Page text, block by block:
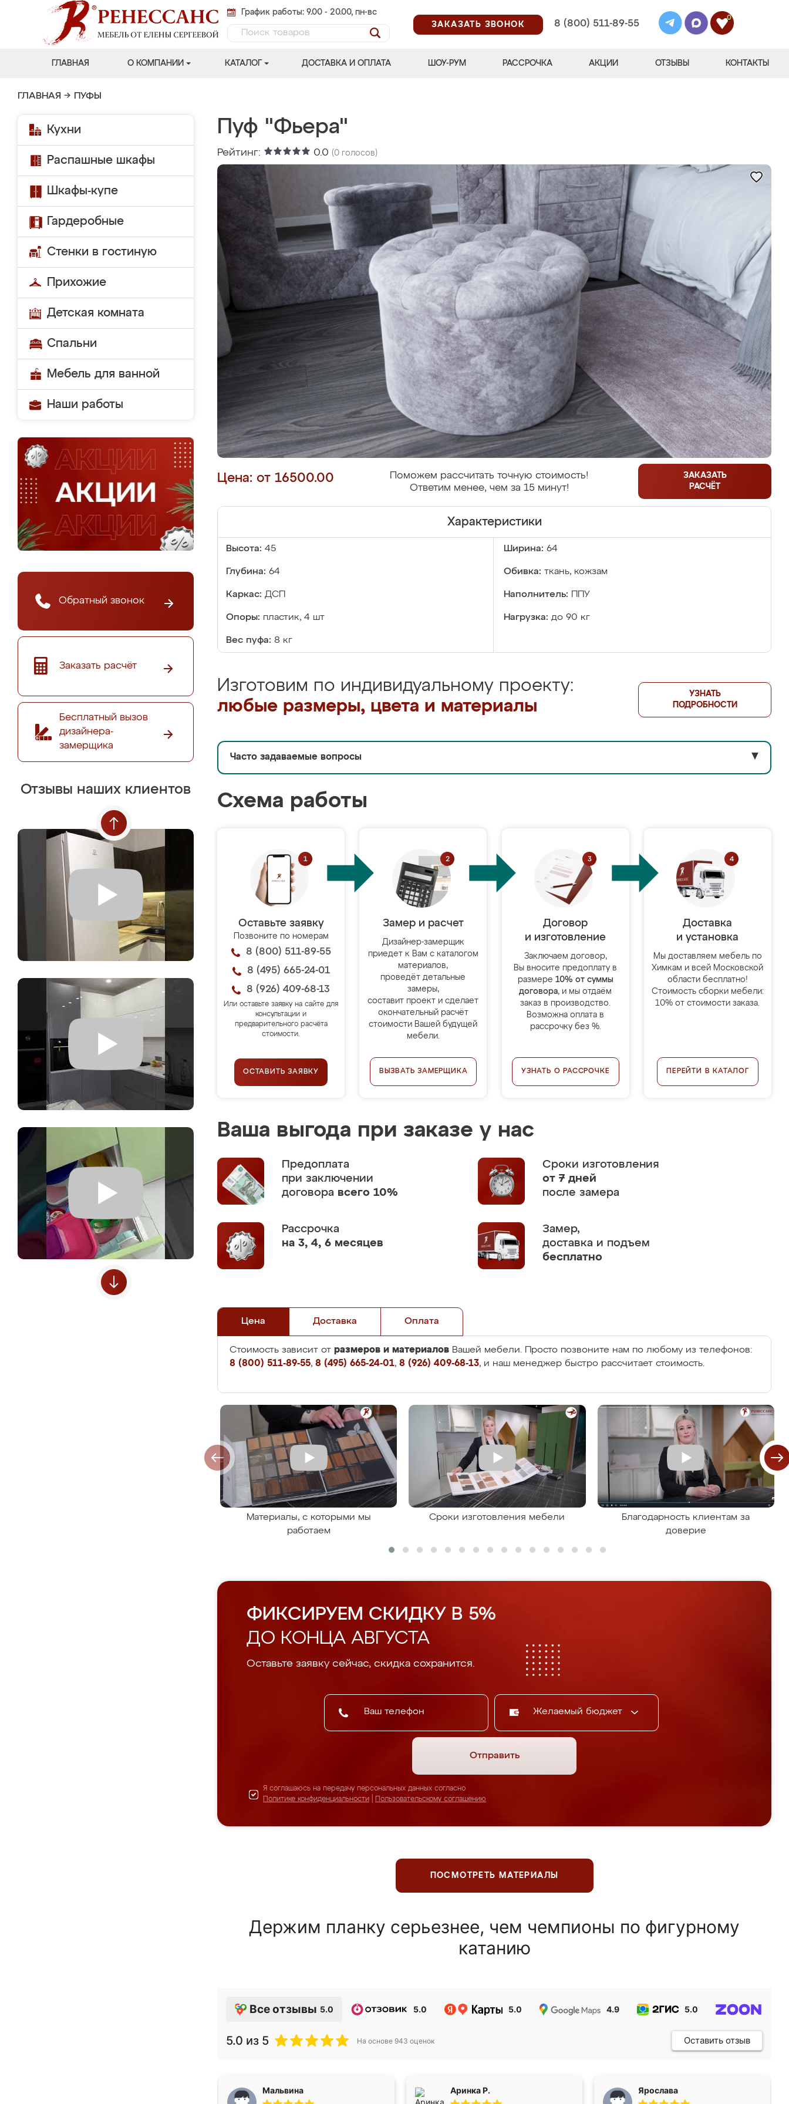
График работы: 9.00 - 20.00, пн-вс
ЗАКАЗАТЬ ЗВОНОК
8 (800) 511-89-55
0
ГЛАВНАЯ О КОМПАНИИ КАТАЛОГ ДОСТАВКА И ОПЛАТА ШОУ-РУМ РАССРОЧКА АКЦИИ ОТЗЫВЫ КОНТАКТЫ
ГЛАВНАЯ → ПУФЫ
Кухни
Распашные шкафы
Шкафы-купе
Гардеробные
Стенки в гостиную
Прихожие
Детская комната
Спальни
Мебель для ванной
Наши работы
Обратный звонок
Заказать расчёт
Бесплатный вызов
дизайнера-
замерщика
Отзывы наших клиентов
Пуф "Фьера"
Рейтинг: 0.0 (0 голосов)
Цена: от 16500.00
Поможем рассчитать точную стоимость!
Ответим менее, чем за 15 минут!
ЗАКАЗАТЬ
РАСЧЁТ
Характеристики
Высота: 45 Ширина: 64
Глубина: 64 Обивка: ткань, кожзам
Каркас: ДСП Наполнитель: ППУ
Опоры: пластик, 4 шт Нагрузка: до 90 кг
Вес пуфа: 8 кг
Изготовим по индивидуальному проекту:
любые размеры, цвета и материалы
УЗНАТЬ
ПОДРОБНОСТИ
Часто задаваемые вопросы ▼
Схема работы
Оставьте заявку
Позвоните по номерам
8 (800) 511-89-55
8 (495) 665-24-01
8 (926) 409-68-13
Или оставьте заявку на сайте для
консультации и
предварительного расчёта
стоимости.
ОСТАВИТЬ ЗАЯВКУ
Замер и расчет
Дизайнер-замерщик
приедет к Вам с каталогом
материалов,
проведёт детальные
замеры,
составит проект и сделает
окончательный расчёт
стоимости Вашей будущей
мебели.
ВЫЗВАТЬ ЗАМЕРЩИКА
Договор
и изготовление
Заключаем договор,
Вы вносите предоплату в
размере 10% от суммы
договора, и мы отдаём
заказ в производство.
Возможна оплата в
рассрочку без %.
УЗНАТЬ О РАССРОЧКЕ
Доставка
и установка
Мы доставляем мебель по
Химкам и всей Московской
области бесплатно!
Стоимость сборки мебели:
10% от стоимости заказа.
ПЕРЕЙТИ В КАТАЛОГ
Ваша выгода при заказе у нас
Предоплата
при заключении
договора всего 10%
Сроки изготовления
от 7 дней
после замера
Рассрочка
на 3, 4, 6 месяцев
Замер,
доставка и подъем
бесплатно
Цена Доставка Оплата
Стоимость зависит от размеров и материалов Вашей мебели. Просто позвоните нам по любому из телефонов:
8 (800) 511-89-55, 8 (495) 665-24-01, 8 (926) 409-68-13, и наш менеджер быстро рассчитает стоимость.
Материалы, с которыми мы
работаем
Сроки изготовления мебели
Благодарность клиентам за
доверие
ФИКСИРУЕМ СКИДКУ В 5%
ДО КОНЦА АВГУСТА
Оставьте заявку сейчас, скидка сохранится.
Желаемый бюджет
Отправить
Я соглашаюсь на передачу персональных данных согласно
Политике конфиденциальности
Пользовательскому соглашению
ПОСМОТРЕТЬ МАТЕРИАЛЫ
Держим планку серьезнее, чем чемпионы по фигурному
катанию
Все отзывы 5.0 5.0 5.0 4.9 5.0
5.0 из 5 На основе 943 оценок Оставить отзыв
Мальвина Аринка Р. Ярослава